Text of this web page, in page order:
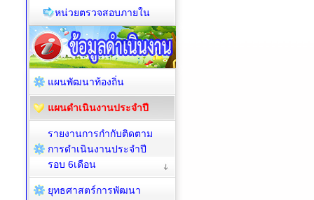
หน่วยตรวจสอบภายใน
แผนพัฒนาท้องถิ่น
แผนดำเนินงานประจำปี
รายงานการกำกับติดตาม
การดำเนินงานประจำปี
รอบ 6เดือน
ยุทธศาสตร์การพัฒนา